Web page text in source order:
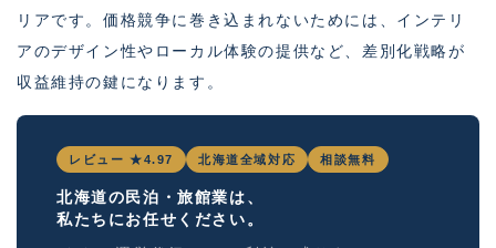
リアです。価格競争に巻き込まれないためには、インテリ
アのデザイン性やローカル体験の提供など、差別化戦略が
収益維持の鍵になります。
レビュー ★4.97 北海道全域対応 相談無料
北海道の民泊・旅館業は、
私たちにお任せください。